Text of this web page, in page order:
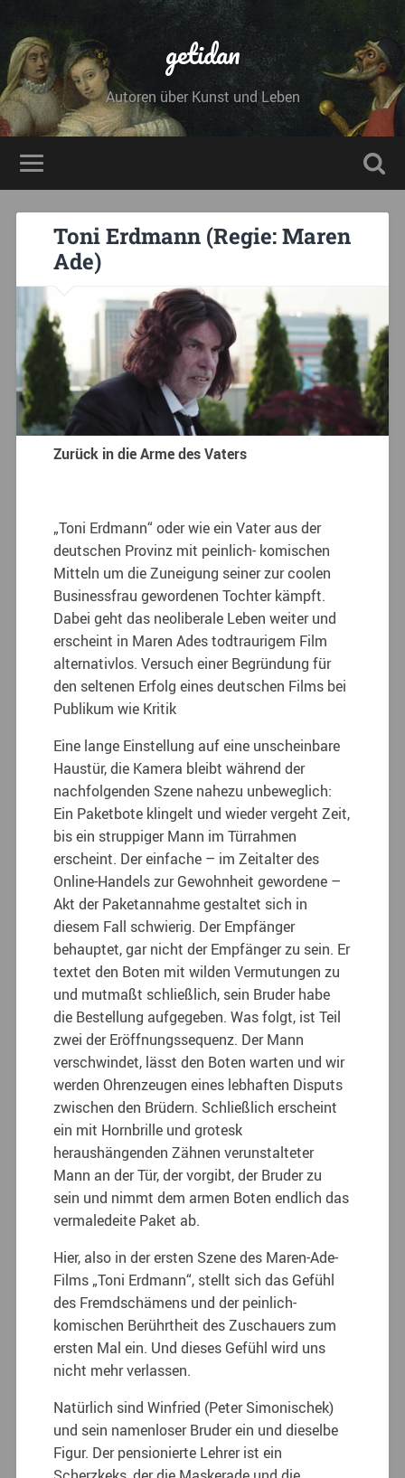
getidan
Autoren über Kunst und Leben
Toni Erdmann (Regie: Maren
Ade)
Zurück in die Arme des Vaters
„Toni Erdmann“ oder wie ein Vater aus der
deutschen Provinz mit peinlich- komischen
Mitteln um die Zuneigung seiner zur coolen
Businessfrau gewordenen Tochter kämpft.
Dabei geht das neoliberale Leben weiter und
erscheint in Maren Ades todtraurigem Film
alternativlos. Versuch einer Begründung für
den seltenen Erfolg eines deutschen Films bei
Publikum wie Kritik
Eine lange Einstellung auf eine unscheinbare
Haustür, die Kamera bleibt während der
nachfolgenden Szene nahezu unbeweglich:
Ein Paketbote klingelt und wieder vergeht Zeit,
bis ein struppiger Mann im Türrahmen
erscheint. Der einfache – im Zeitalter des
Online-Handels zur Gewohnheit gewordene –
Akt der Paketannahme gestaltet sich in
diesem Fall schwierig. Der Empfänger
behauptet, gar nicht der Empfänger zu sein. Er
textet den Boten mit wilden Vermutungen zu
und mutmaßt schließlich, sein Bruder habe
die Bestellung aufgegeben. Was folgt, ist Teil
zwei der Eröffnungssequenz. Der Mann
verschwindet, lässt den Boten warten und wir
werden Ohrenzeugen eines lebhaften Disputs
zwischen den Brüdern. Schließlich erscheint
ein mit Hornbrille und grotesk
heraushängenden Zähnen verunstalteter
Mann an der Tür, der vorgibt, der Bruder zu
sein und nimmt dem armen Boten endlich das
vermaledeite Paket ab.
Hier, also in der ersten Szene des Maren-Ade-
Films „Toni Erdmann“, stellt sich das Gefühl
des Fremdschämens und der peinlich-
komischen Berührtheit des Zuschauers zum
ersten Mal ein. Und dieses Gefühl wird uns
nicht mehr verlassen.
Natürlich sind Winfried (Peter Simonischek)
und sein namenloser Bruder ein und dieselbe
Figur. Der pensionierte Lehrer ist ein